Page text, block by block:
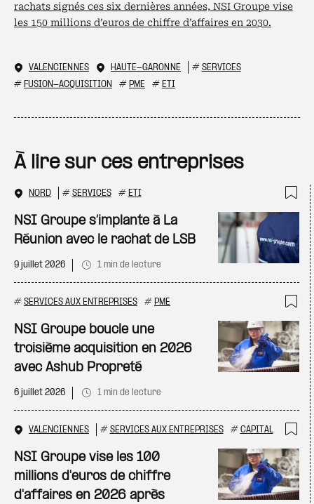
rachats signés ces six dernières années, NSI Groupe vise
les 150 millions d’euros de chiffre d’affaires en 2030.
VALENCIENNES HAUTE-GARONNE # SERVICES
# FUSION-ACQUISITION # PME # ETI
À lire sur ces entreprises
NORD # SERVICES # ETI
NSI Groupe s’implante à La
Réunion avec le rachat de LSB
9 juillet 2026 1 min de lecture
# SERVICES AUX ENTREPRISES # PME
NSI Groupe boucle une
troisième acquisition en 2026
avec Ashub Propreté
6 juillet 2026 1 min de lecture
VALENCIENNES # SERVICES AUX ENTREPRISES # CAPITAL
NSI Groupe vise les 100
millions d'euros de chiffre
d'affaires en 2026 après